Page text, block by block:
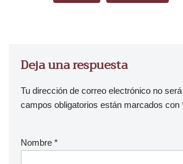
Deja una respuesta
Tu dirección de correo electrónico no
campos obligatorios están marcados con
Nombre *